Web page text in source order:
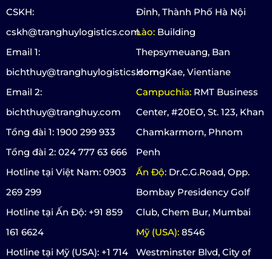
CSKH:
cskh@tranghuylogistics.com
Email 1:
bichthuy@tranghuylogistics.com
Email 2:
bichthuy@tranghuy.com
Tổng đài 1: 1900 299 933
Tổng đài 2: 024 777 63 666
Hotline tại Việt Nam: 0903
269 299
Hotline tại Ấn Độ: +91 859
161 6624
Hotline tại Mỹ (USA): +1 714
Đỉnh, Thành Phố Hà Nội
Lào: Building
Thepsymeuang, Ban
HorngKae, Vientiane
Campuchia: RMT Business
Center, #20EO, St. 123, Khan
Chamkarmorn, Phnom
Penh
Ấn Độ: Dr.C.G.Road, Opp.
Bombay Presidency Golf
Club, Chem Bur, Mumbai
Mỹ (USA): 8546
Westminster Blvd, City of